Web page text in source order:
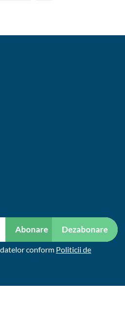
Abonare Dezabonare
conform Politicii de